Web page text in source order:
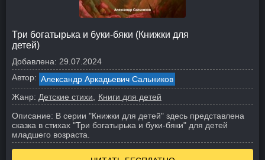
Три богатырька и буки-бяки (Книжки для
детей)
Добавлена: 29.07.2024
Автор: Александр Аркадьевич Сальников
Жанр: Детские стихи
Книги для детей
Описание: В серии "Книжки для детей" здесь представлена
сказка в стихах "Три богатырька и буки-бяки" для детей
младшего возраста.